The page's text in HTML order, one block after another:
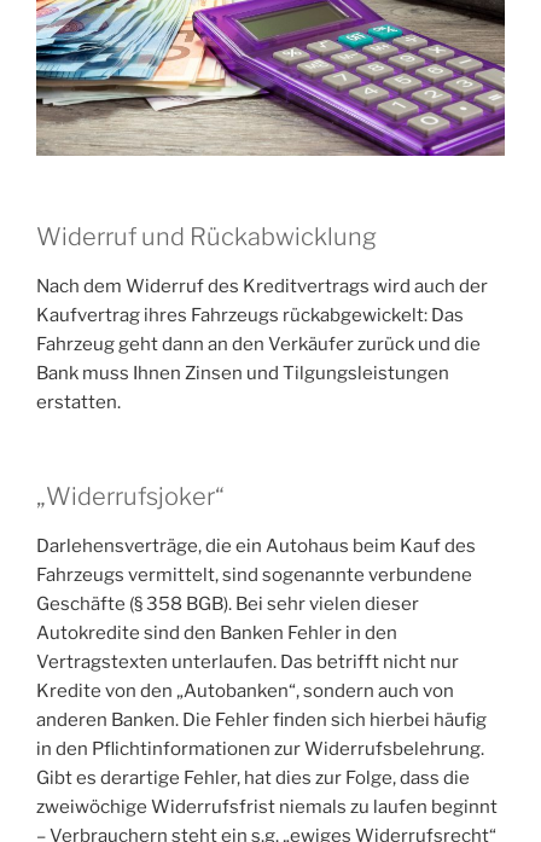
Widerruf und Rückabwicklung
Nach dem Widerruf des Kreditvertrags wird auch der
Kaufvertrag ihres Fahrzeugs rückabgewickelt: Das
Fahrzeug geht dann an den Verkäufer zurück und die
Bank muss Ihnen Zinsen und Tilgungsleistungen
erstatten.
„Widerrufsjoker“
Darlehensverträge, die ein Autohaus beim Kauf des
Fahrzeugs vermittelt, sind sogenannte verbundene
Geschäfte (§ 358 BGB). Bei sehr vielen dieser
Autokredite sind den Banken Fehler in den
Vertragstexten unterlaufen. Das betrifft nicht nur
Kredite von den „Autobanken“, sondern auch von
anderen Banken. Die Fehler finden sich hierbei häufig
in den Pflichtinformationen zur Widerrufsbelehrung.
Gibt es derartige Fehler, hat dies zur Folge, dass die
zweiwöchige Widerrufsfrist niemals zu laufen beginnt
– Verbrauchern steht ein s.g. „ewiges Widerrufsrecht“